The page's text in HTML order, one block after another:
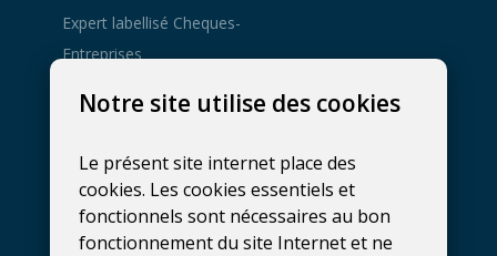
Expert labellisé Cheques-
Entreprises
Agence de
développement web à
081 137 800
hello@fidelo.be
Rue Phocas Lejeune 25, bt 3
Notre site utilise des cookies
Le présent site internet place des
cookies. Les cookies essentiels et
fonctionnels sont nécessaires au bon
fonctionnement du site Internet et ne